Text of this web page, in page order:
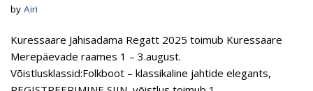
by Airi
Kuressaare Jahisadama Regatt 2025 toimub Kuressaare
Merepäevade raames 1 – 3.august.
Võistlusklassid:Folkboot – klassikaline jahtide elegants,